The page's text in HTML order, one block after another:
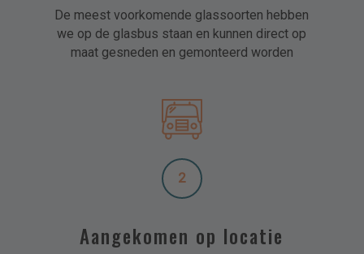
De meest voorkomende glassoorten hebben
we op de glasbus staan en kunnen direct op
maat gesneden en gemonteerd worden
2
Aangekomen op locatie